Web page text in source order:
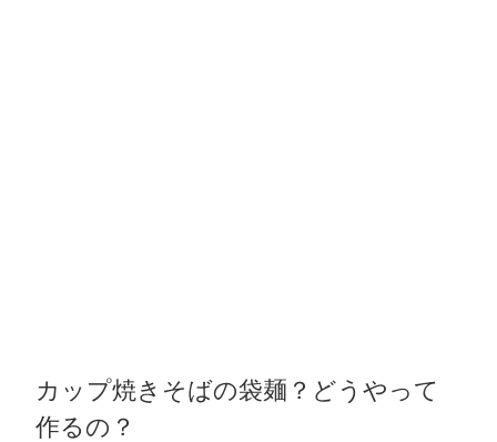
カップ焼きそばの袋麺？どうやって
作るの？